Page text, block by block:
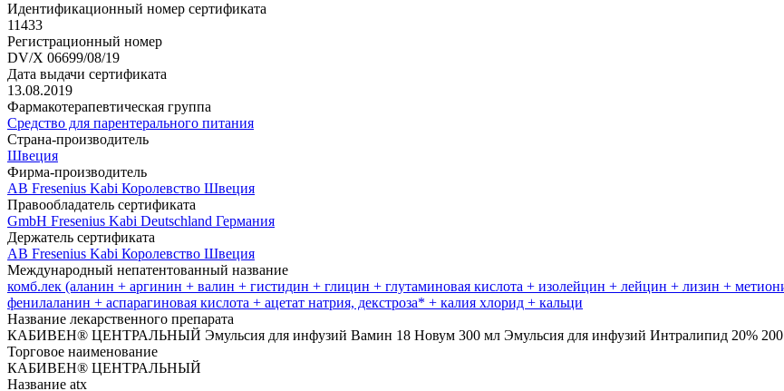
Идентификационный номер сертификата
11433
Регистрационный номер
DV/X 06699/08/19
Дата выдачи сертификата
13.08.2019
Фармакотерапевтическая группа
Средство для парентерального питания
Страна-производитель
Швеция
Фирма-производитель
AB Fresenius Kabi Королевство Швеция
Правообладатель сертификата
GmbH Fresenius Kabi Deutschland Германия
Держатель сертификата
AB Fresenius Kabi Королевство Швеция
Международный непатентованный название
комб.лек (аланин + аргинин + валин + гистидин + глицин + глутаминовая кислота + изолейцин + лейцин + лизин +
фенилаланин + аспарагиновая кислота + ацетат натрия, декстроза* + калия хлорид + кальци
Название лекарственного препарата
КАБИВЕН® ЦЕНТРАЛЬНЫЙ Эмульсия для инфузий Вамин 18 Новум 300 мл Эмульсия для инфузий Интралипид 20% 200
Торговое наименование
КАБИВЕН® ЦЕНТРАЛЬНЫЙ
Название atx